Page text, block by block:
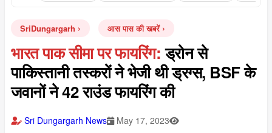
SriDungargarh आस पास की खबरें
भारत पाक सीमा पर फायरिंग: ड्रोन से
पाकिस्तानी तस्करों ने भेजी थी ड्रग्स, BSF के
जवानों ने 42 राउंड फायरिंग की
Sri Dungargarh News May 17, 2023